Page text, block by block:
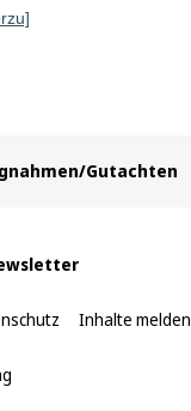
Gutachten
Inhalte melden